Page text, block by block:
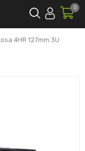
0
osa 4HR 127mm 3U